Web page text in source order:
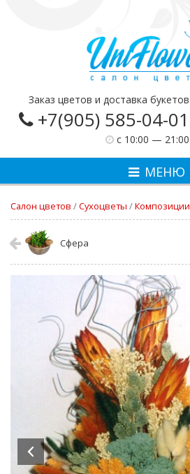
Заказ цветов и доставка букетов
+7(905) 585-04-01
c 10:00 — 21:00
МЕНЮ
Салон цветов /Сухоцветы /Композиции
Сфера